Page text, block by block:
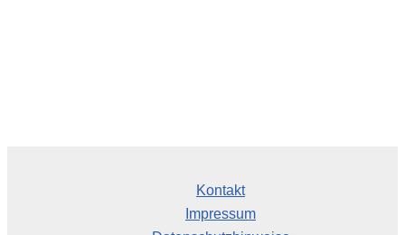
Kontakt
Impressum